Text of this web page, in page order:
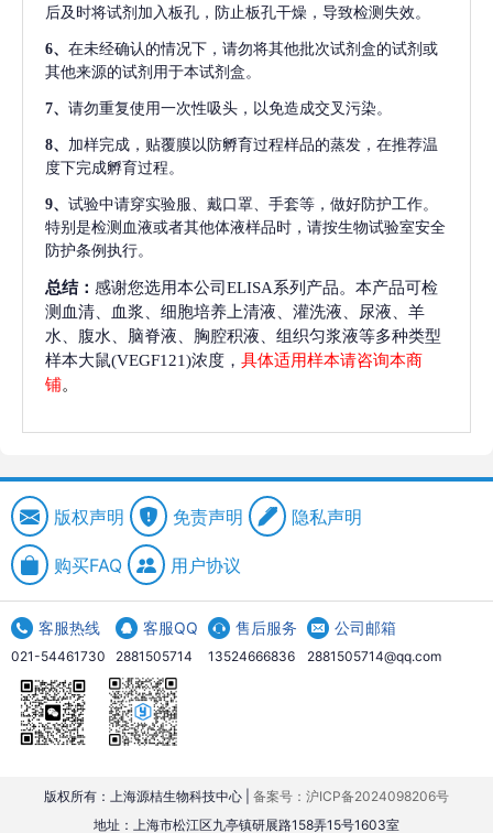
后及时将试剂加入板孔，防止板孔干燥，导致检测失效。
6、 在未经确认的情况下，请勿将其他批次试剂盒的试剂或
其他来源的试剂用于本试剂盒。
7、 请勿重复使用一次性吸头，以免造成交叉污染。
8、 加样完成，贴覆膜以防孵育过程样品的蒸发，在推荐温
度下完成孵育过程。
9、 试验中请穿实验服、戴口罩、手套等，做好防护工作。
特别是检测血液或者其他体液样品时，请按生物试验室安全
防护条例执行。
总结： 感谢您选用本公司ELISA系列产品。本产品可检
测血清、血浆、细胞培养上清液、灌洗液、尿液、羊
水、腹水、脑脊液、胸腔积液、组织匀浆液等多种类型
样本大鼠(VEGF121)浓度， 具体适用样本请咨询本商
铺。
版权声明 免责声明 隐私声明
购买FAQ 用户协议
客服热线
021-54461730
客服QQ
2881505714
售后服务
13524666836
公司邮箱
2881505714@qq.com
版权所有：上海源桔生物科技中心 | 备案号：沪ICP备2024098206号
地址：上海市松江区九亭镇研展路158弄15号1603室